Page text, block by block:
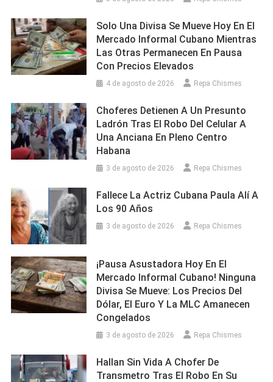
Solo Una Divisa Se Mueve Hoy En El
Mercado Informal Cubano Mientras
Las Otras Permanecen En Pausa
Con Precios Elevados
4 de agosto de 2026 Repa Chismes
Choferes Detienen A Un Presunto
Ladrón Tras El Robo Del Celular A
Una Anciana En Pleno Centro
Habana
3 de agosto de 2026 Repa Chismes
Fallece La Actriz Cubana Paula Alí A
Los 90 Años
3 de agosto de 2026 Repa Chismes
¡Pausa Asustadora Hoy En El
Mercado Informal Cubano! Ninguna
Divisa Se Mueve: Los Precios Del
Dólar, El Euro Y La MLC Amanecen
Congelados
3 de agosto de 2026 Repa Chismes
Hallan Sin Vida A Chofer De
Transmetro Tras El Robo En Su